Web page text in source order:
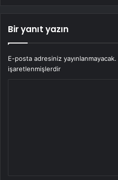
Bir yanıt yazın
E-posta adresiniz yayınlanmayacak.
işaretlenmişlerdir